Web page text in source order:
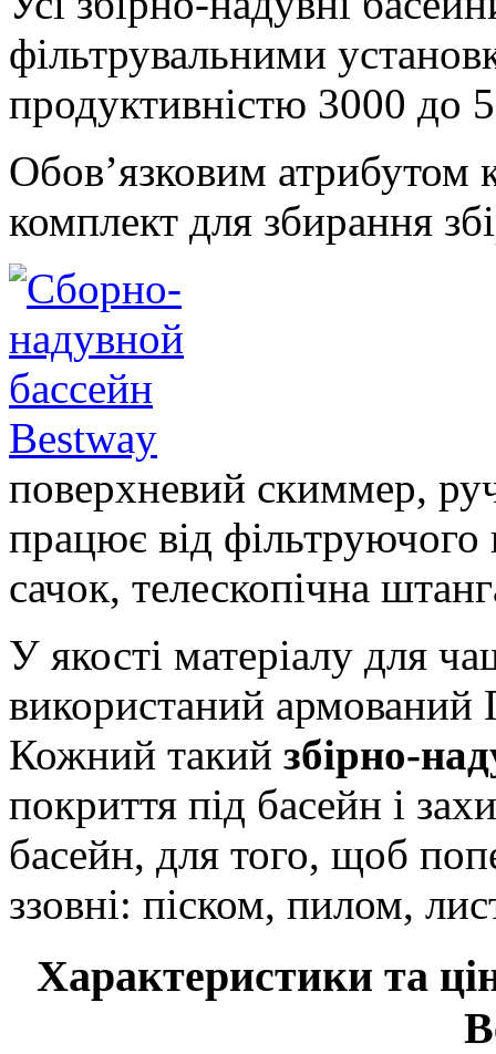
фільтрувальними
продуктивністю 3000 до
Обов’язковим атрибутом
комплект для збирання
поверхневий скиммер,
працює від фільтруючого
сачок, телескопічна
У якості матеріалу для
використаний
Кожний такий збірно-
покриття під басейн і
басейн, для того, щоб
ззовні: піском, пилом,
Характеристики та